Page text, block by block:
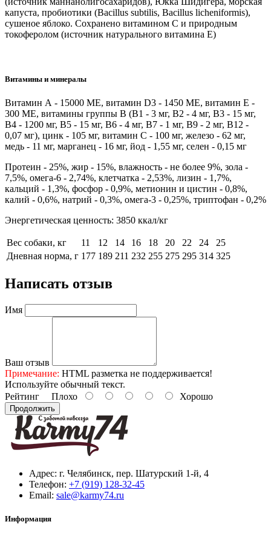
капуста, пробиотики (Bacillus subtilis, Bacillus licheniformis),
сушеное яблоко. Cохранено витамином С и природным
токоферолом (источник натурального витамина Е)
Витамины и минералы
Витамин А - 15000 МЕ, витамин D3 - 1450 МЕ, витамин Е -
300 МЕ, витамины группы В (В1 - 3 мг, В2 - 4 мг, В3 - 15 мг,
В4 - 1200 мг, В5 - 15 мг, В6 - 4 мг, В7 - 1 мг, В9 - 2 мг, В12 -
0,07 мг), цинк - 105 мг, витамин С - 100 мг, железо - 62 мг,
медь - 11 мг, марганец - 16 мг, йод - 1,55 мг, селен - 0,15 мг
Протеин - 25%, жир - 15%, влажность - не более 9%, зола -
7,5%, омега-6 - 2,74%, клетчатка - 2,53%, лизин - 1,7%,
кальций - 1,3%, фосфор - 0,9%, метионин и цистин - 0,8%,
калий - 0,6%, натрий - 0,3%, омега-3 - 0,25%, триптофан - 0,2%
Энергетическая ценность: 3850 ккал/кг
Вес собаки, кг 11 12 14 16 18 20 22 24
25
Дневная норма, г 177 189 211 232 255 275 295 314 325
Написать отзыв
Имя
Ваш отзыв
Примечание: HTML разметка не поддерживается!
Используйте обычный текст.
Рейтинг Плохо Хорошо
Продолжить
Адрес: г. Челябинск, пер. Шатурский 1-й, 4
Телефон: +7 (919) 128-32-45
Email: sale@karmy74.ru
Информация